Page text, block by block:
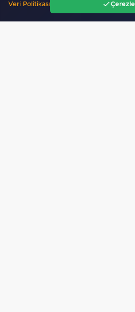
"Emekli olan Polis
Veri Politikası
Gündem